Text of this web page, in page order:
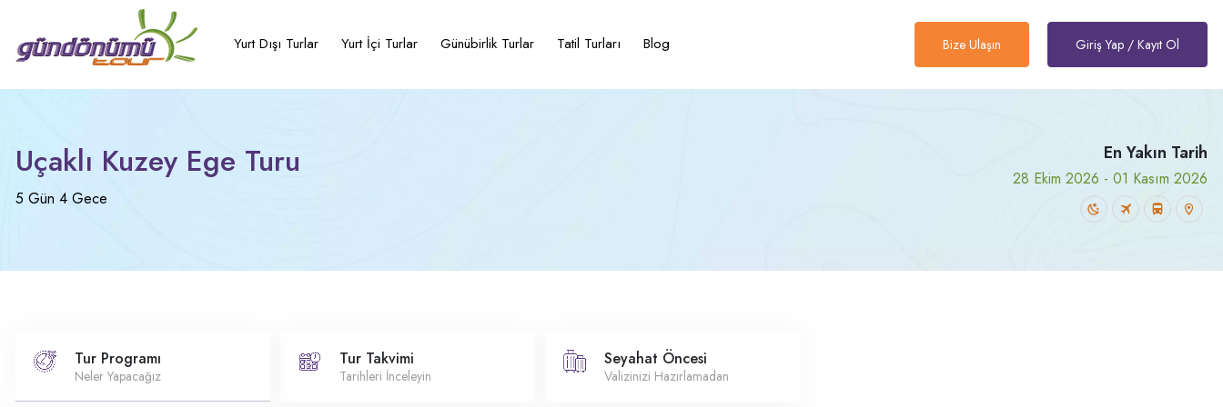
Yurt Dışı Turlar Yurt İçi Turlar Günübirlik Turlar Tatil Turları Blog Bize Ulaşın Giriş Yap / Kayıt Ol
Uçaklı Kuzey Ege Turu
5 Gün 4 Gece
En Yakın Tarih
28 Ekim 2026 - 01 Kasım 2026
Tur Programı
Neler Yapacağız
Tur Takvimi
Tarihleri İnceleyin
Seyahat Öncesi
Valizinizi Hazırlamadan